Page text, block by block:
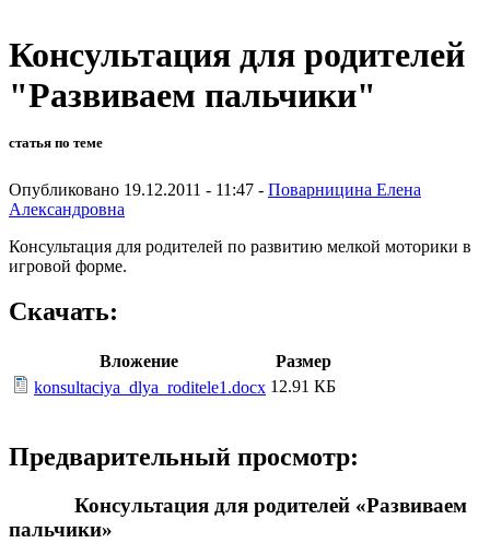
Консультация для родителей
"Развиваем пальчики"
статья по теме
Опубликовано 19.12.2011 - 11:47 - Поварницина Елена
Александровна
Консультация для родителей по развитию мелкой моторики в
игровой форме.
Скачать:
Вложение
Размер
konsultaciya_dlya_roditele1.docx 12.91 КБ
Предварительный просмотр:
Консультация для родителей «Развиваем
пальчики»